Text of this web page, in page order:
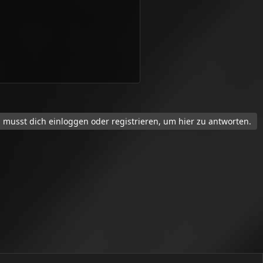
musst dich einloggen oder registrieren, um hier zu antworten.